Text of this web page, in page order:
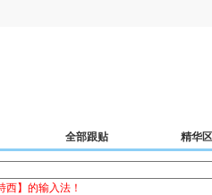
全部跟贴 精华区
西】的输入法！